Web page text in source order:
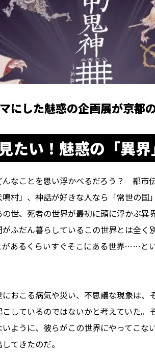
マにした魅惑の企画展が京都
たい！魅惑の「異界
んなことを思い浮かべるだろう？ 都市
鳴村」、神話が好きな人なら「常世の
世、死者の世界が最初に頭に浮かぶ異
ふだん暮らしているこの世界とは全く
あるくらいすぐそこにある世界……と
おこる病気や災い、不思議な現象は、
しているのではないかと考えていた。
ように、彼らがこの世界にやってこな
てきたのだ。